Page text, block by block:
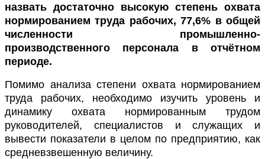
назвать достаточно высокую степень охвата
нормированием труда рабочих, 77,6% в общей
численности
промышленно-
производственного персонала в отчётном
периоде.
Помимо анализа степени охвата нормированием
труда рабочих, необходимо изучить уровень и
динамику охвата нормированным трудом
руководителей, специалистов и служащих и
вывести показатели в целом по предприятию, как
средневзвешенную величину.